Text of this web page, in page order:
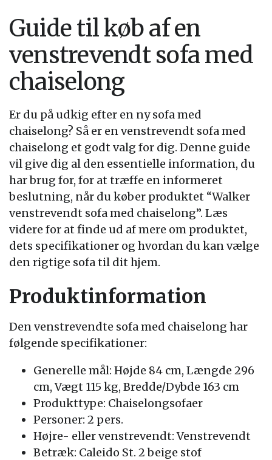
Guide til køb af en
venstrevendt sofa med
chaiselong
Er du på udkig efter en ny sofa med
chaiselong? Så er en venstrevendt sofa med
chaiselong et godt valg for dig. Denne guide
vil give dig al den essentielle information, du
har brug for, for at træffe en informeret
beslutning, når du køber produktet “Walker
venstrevendt sofa med chaiselong”. Læs
videre for at finde ud af mere om produktet,
dets specifikationer og hvordan du kan vælge
den rigtige sofa til dit hjem.
Produktinformation
Den venstrevendte sofa med chaiselong har
følgende specifikationer:
Generelle mål: Højde 84 cm, Længde 296
cm, Vægt 115 kg, Bredde/Dybde 163 cm
Produkttype: Chaiselongsofaer
Personer: 2 pers.
Højre- eller venstrevendt: Venstrevendt
Betræk: Caleido St. 2 beige stof